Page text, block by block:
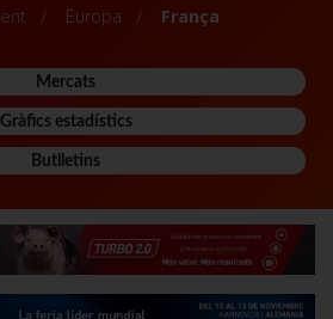
Europa França
Mercats
Gràfics estadístics
Butlletins